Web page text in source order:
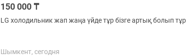
150 000 ₸
LG холодильник жап жаңа үйде тұр бізге артық болып тұр
Шымкент, сегодня